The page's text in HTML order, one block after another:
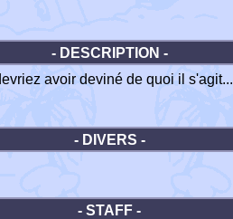
- DESCRIPTION -
avoir deviné de quoi il s'agit...
- DIVERS -
- STAFF -